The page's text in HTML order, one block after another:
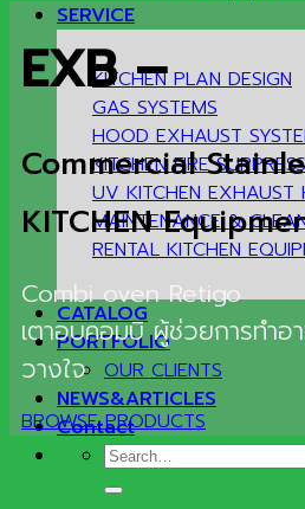
SERVICE
KITCHEN PLAN DESIGN
GAS SYSTEMS
HOOD EXHAUST
KITCHEN FIRE
UV KITCHEN EXHAUST
MAINTENANCE &
RENTAL KITCHEN
CATALOG
PORTFOLIO
OUR CLIENTS
NEWS&ARTICLES
Contact
Search
for:
EXB –
Commercial
KITCHEN
Combi oven Retigo
เตาอบคอมบิ ผู้ช่วยการทำอ
วางใจ
BROWSE PRODUCTS